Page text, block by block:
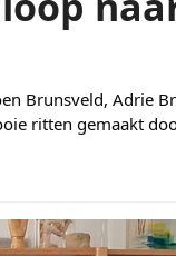
Brunsveld, Adrie
ritten gemaakt